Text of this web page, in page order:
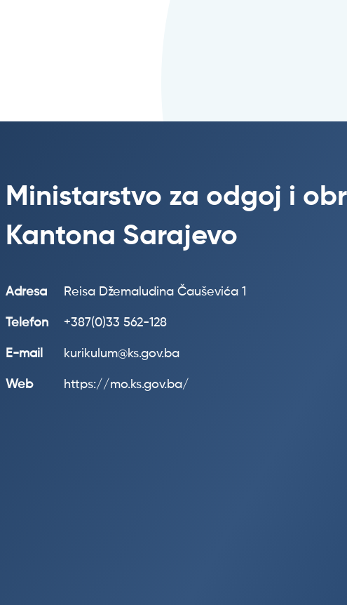
Ministarstvo za odgoj i
Kantona Sarajevo
Adresa Reisa Džemaludina Čauševića 1
Telefon +387(0)33 562-128
E-mail kurikulum@ks.gov.ba
Web https://mo.ks.gov.ba/